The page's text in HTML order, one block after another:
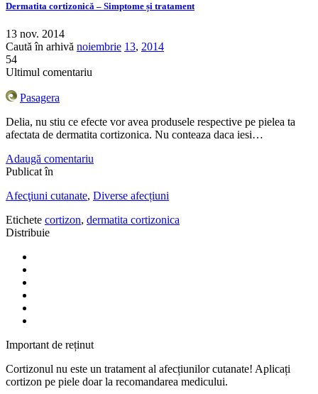
Dermatita cortizonică – Simptome și tratament
13 nov. 2014
Caută în arhivă noiembrie 13, 2014
54
Ultimul comentariu
Pasagera
Delia, nu stiu ce efecte vor avea produsele respective pe pielea ta
afectata de dermatita cortizonica. Nu conteaza daca iesi…
Adaugă comentariu
Publicat în
Afecţiuni cutanate, Diverse afecțiuni
Etichete cortizon, dermatita cortizonica
Distribuie
Important de reținut
Cortizonul nu este un tratament al afecțiunilor cutanate! Aplicați
cortizon pe piele doar la recomandarea medicului.